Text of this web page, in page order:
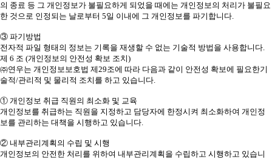
의 종료 등 그 개인정보가 불필요하게 되었을 때에는 개인정보의 처리가 불필요
한 것으로 인정되는 날로부터 5일 이내에 그 개인정보를 파기합니다.
③ 파기방법
전자적 파일 형태의 정보는 기록을 재생할 수 없는 기술적 방법을 사용합니다.
제 6 조 (개인정보의 안전성 확보 조치)
㈜연우는 개인정보보호법 제29조에 따라 다음과 같이 안전성 확보에 필요한기
술적/관리적 및 물리적 조치를 하고 있습니다.
① 개인정보 취급 직원의 최소화 및 교육
개인정보를 취급하는 직원을 지정하고 담당자에 한정시켜 최소화하여 개인정
보를 관리하는 대책을 시행하고 있습니다.
② 내부관리계획의 수립 및 시행
개인정보의 안전한 처리를 위하여 내부관리계획을 수립하고 시행하고 있습니